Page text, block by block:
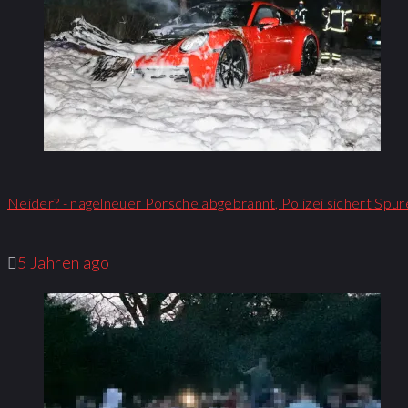
Neider? - nagelneuer Porsche abgebrannt, Polizei sichert
5 Jahren ago